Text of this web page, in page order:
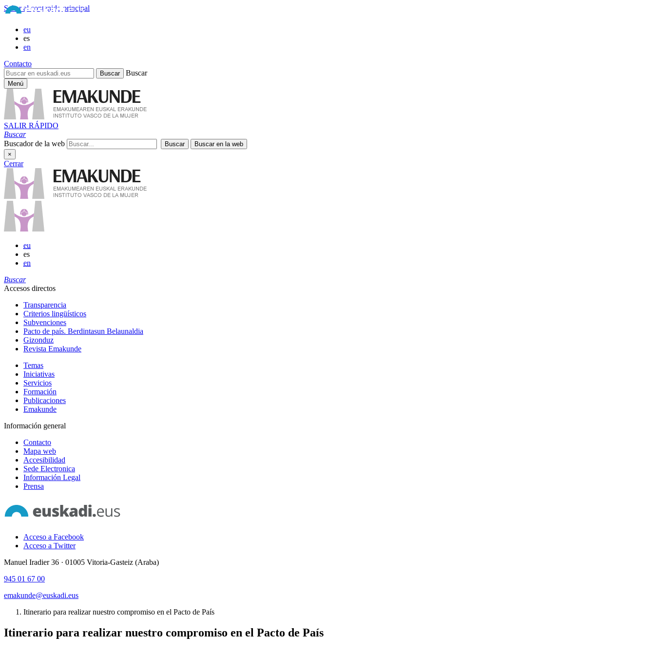
Saltar al contenido principal
eu
es
en
Contacto
Buscar
Menú
SALIR RÁPIDO
Buscar
Buscador de la web
×
Cerrar
eu
es
en
Buscar
Accesos directos
Transparencia
Criterios lingüísticos
Subvenciones
Pacto de país. Berdintasun Belaunaldia
Gizonduz
Revista Emakunde
Temas
Iniciativas
Servicios
Formación
Publicaciones
Emakunde
Información general
Contacto
Mapa web
Accesibilidad
Sede Electronica
Información Legal
Prensa
Acceso a Facebook
Acceso a Twitter
Manuel Iradier 36 · 01005 Vitoria-Gasteiz (Araba)
945 01 67 00
emakunde@euskadi.eus
Itinerario para realizar nuestro compromiso en el Pacto de País
Itinerario para realizar nuestro compromiso en el Pacto de País